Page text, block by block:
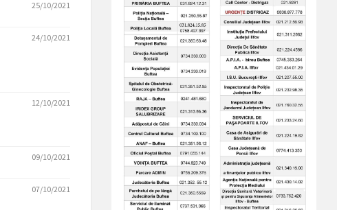
25/10/2021
24/10/2021
12/10/2021
09/10/2021
07/10/2021